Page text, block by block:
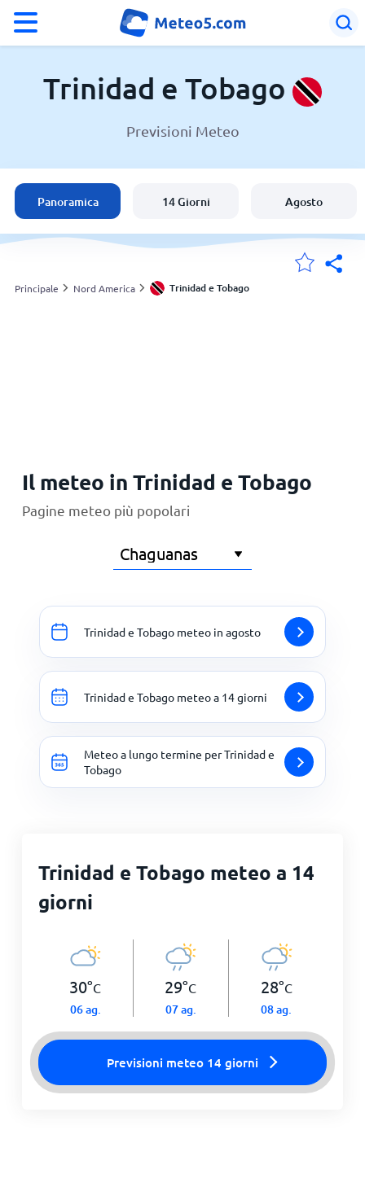
°C
Meteo in Trinidad e Tobago
Trinidad e Tobago
Italia
Svizzera
Trinidad e Tobago
Previsioni Meteo
Panoramica 14 Giorni Agosto
Principale Nord America Trinidad e Tobago
Il meteo in Trinidad e Tobago
Pagine meteo più popolari
Trinidad e Tobago meteo in agosto
Trinidad e Tobago meteo a 14 giorni
Meteo a lungo termine per Trinidad e
Tobago
Trinidad e Tobago meteo a 14
giorni
30°C
06 ag.
29°C
07 ag.
28°C
08 ag.
Previsioni meteo 14 giorni